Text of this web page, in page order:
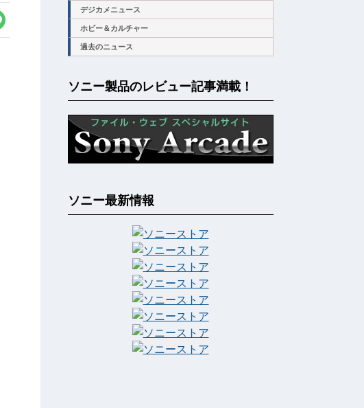
デジカメニュース
ホビー＆カルチャー
過去のニュース
ソニー製品のレビュー記事満載！
ソニー最新情報